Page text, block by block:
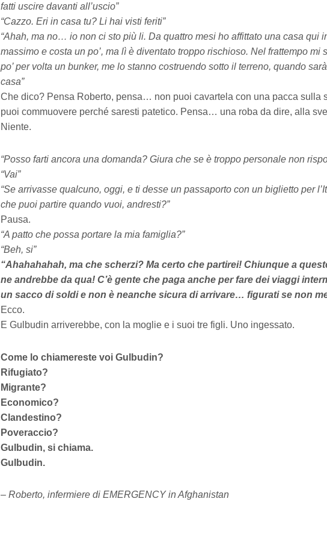
fatti uscire davanti all’uscio”
“Cazzo. Eri in casa tu? Li hai visti feriti”
“Ahah, ma no… io non ci sto più li. Da quattro mesi ho affittato una casa qui
massimo e costa un po’, ma lì è diventato troppo rischioso. Nel frattempo mi
po’ per volta un bunker, me lo stanno costruendo sotto il terreno, quando
casa”
Che dico? Pensa Roberto, pensa… non puoi cavartela con una pacca sulla
puoi commuovere perché saresti patetico. Pensa… una roba da dire, alla
Niente.
“Posso farti ancora una domanda? Giura che se è troppo personale non
“Vai”
“Se arrivasse qualcuno, oggi, e ti desse un passaporto con un biglietto per
che puoi partire quando vuoi, andresti?”
Pausa.
“A patto che possa portare la mia famiglia?”
“Beh, si”
“Ahahahahah, ma che scherzi? Ma certo che partirei! Chiunque a
ne andrebbe da qua! C’è gente che paga anche per fare dei viaggi
un sacco di soldi e non è neanche sicura di arrivare… figurati se non
Ecco.
E Gulbudin arriverebbe, con la moglie e i suoi tre figli. Uno ingessato.
Come lo chiamereste voi Gulbudin?
Rifugiato?
Migrante?
Economico?
Clandestino?
Poveraccio?
Gulbudin, si chiama.
Gulbudin.
– Roberto, infermiere di EMERGENCY in Afghanistan